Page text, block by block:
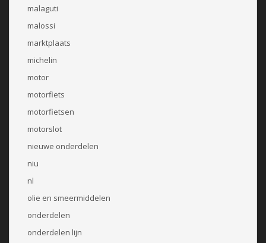
malaguti
malossi
marktplaats
michelin
motor
motorfiets
motorfietsen
motorslot
nieuwe onderdelen
niu
nl
olie en smeermiddelen
onderdelen
onderdelen lijn